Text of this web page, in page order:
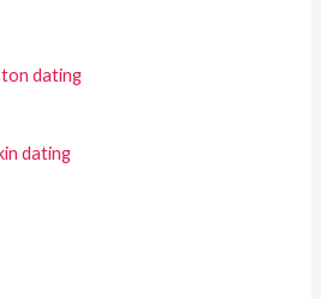
dating
dating